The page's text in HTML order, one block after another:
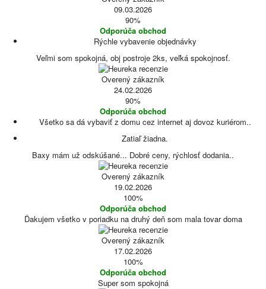
09.03.2026
90%
Odporúča obchod
Rýchle vybavenie objednávky
Veľmi som spokojná, obj postroje 2ks, veľká spokojnosť.
Overený zákazník
24.02.2026
90%
Odporúča obchod
Všetko sa dá vybaviť z domu cez internet aj dovoz kuriérom..
Zatiaľ žiadna.
Baxy mám už odskúšané... Dobré ceny, rýchlosť dodania..
Overený zákazník
19.02.2026
100%
Odporúča obchod
Ďakujem všetko v poriadku na druhý deň som mala tovar doma
Overený zákazník
17.02.2026
100%
Odporúča obchod
Super som spokojná